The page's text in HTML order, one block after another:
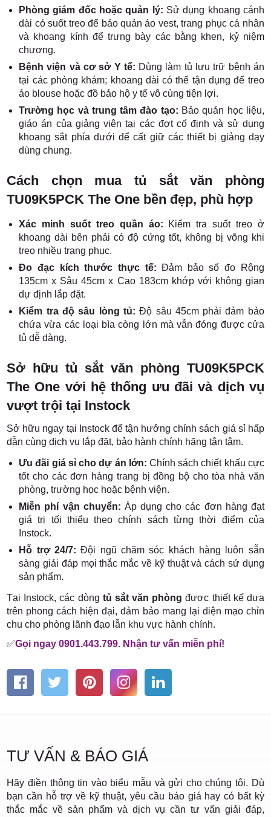
Phòng giám đốc hoặc quản lý: Sử dụng khoang cánh
dài có suốt treo để bảo quản áo vest, trang phục cá nhân
và khoang kính để trưng bày các bằng khen, kỷ niệm
chương.
Bệnh viện và cơ sở Y tế: Dùng làm tủ lưu trữ bệnh án
tại các phòng khám; khoang dài có thể tận dụng để treo
áo blouse hoặc đồ bảo hộ y tế vô cùng tiện lợi.
Trường học và trung tâm đào tạo: Bảo quản học liệu,
giáo án của giảng viên tại các đợt cố định và sử dụng
khoang sắt phía dưới để cất giữ các thiết bị giảng dạy
dùng chung.
Cách chọn mua tủ sắt văn phòng
TU09K5PCK The One bền đẹp, phù hợp
Xác minh suốt treo quần áo: Kiểm tra suốt treo ở
khoang dài bên phải có độ cứng tốt, không bị võng khi
treo nhiều trang phục.
Đo đạc kích thước thực tế: Đảm bảo số đo Rộng
135cm x Sâu 45cm x Cao 183cm khớp với không gian
dự định lắp đặt.
Kiểm tra độ sâu lòng tủ:Độ sâu 45cm phải đảm bảo
chứa vừa các loại bìa còng lớn mà vẫn đóng được cửa
tủ dễ dàng.
Sở hữu tủ sắt văn phòng TU09K5PCK
The One với hệ thống ưu đãi và dịch vụ
vượt trội tại Instock
Sở hữu ngay tại Instock để tận hưởng chính sách giá sỉ hấp
dẫn cùng dịch vụ lắp đặt, bảo hành chính hãng tận tâm.
Ưu đãi giá sỉ cho dự án lớn: Chính sách chiết khấu cực
tốt cho các đơn hàng trang bị đồng bộ cho tòa nhà văn
phòng, trường học hoặc bệnh viện.
Miễn phí vận chuyển: Áp dụng cho các đơn hàng đạt
giá trị tối thiểu theo chính sách từng thời điểm của
Instock.
Hỗ trợ 24/7: Đội ngũ chăm sóc khách hàng luôn sẵn
sàng giải đáp mọi thắc mắc về kỹ thuật và cách sử dụng
sản phẩm.
Tại Instock, các dòng tủ sắt văn phòng được thiết kế dựa
trên phong cách hiện đại, đảm bảo mang lại diện mạo chỉn
chu cho phòng lãnh đạo lẫn khu vực hành chính.
✅Gọi ngay 0901.443.799. Nhận tư vấn miễn phí!
TƯ VẤN & BÁO GIÁ
Hãy điền thông tin vào biểu mẫu và gửi cho chúng tôi. Dù
bạn cần hỗ trợ về kỹ thuật, yêu cầu báo giá hay có bất kỳ
thắc mắc về sản phẩm và dịch vụ cần tư vấn giải đáp,